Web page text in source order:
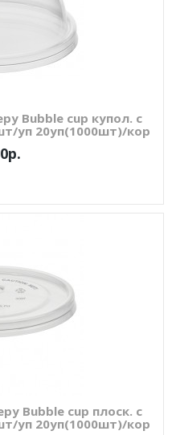
Bubble cup купол. с
уп 20уп(1000шт)/кор
Bubble cup плоск. с
уп 20уп(1000шт)/кор